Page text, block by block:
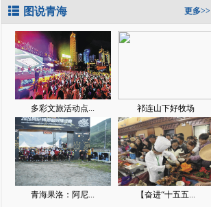
图说青海 更多>>
多彩文旅活动点... 祁连山下好牧场
青海果洛：阿尼... 【奋进“十五五...